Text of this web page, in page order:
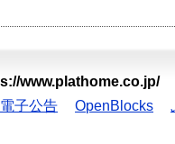
www.plathome.co.jp/
電子公告 OpenBlocks